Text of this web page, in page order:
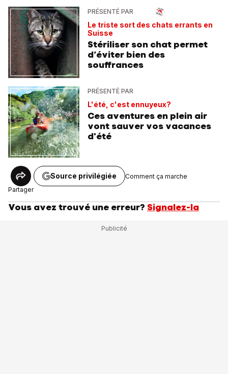
PRÉSENTÉ PAR
Le triste sort des chats errants en
Suisse
Stériliser son chat permet
d’éviter bien des
souffrances
PRÉSENTÉ PAR
L'été, c'est ennuyeux?
Ces aventures en plein air
vont sauver vos vacances
d'été
Partager
Source privilégiée Comment ça marche
Vous avez trouvé une erreur? Signalez-la